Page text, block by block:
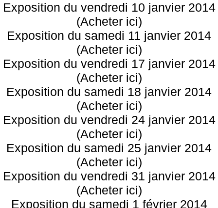
Exposition du vendredi 10 janvier 2014
(Acheter ici)
Exposition du samedi 11 janvier 2014
(Acheter ici)
Exposition du vendredi 17 janvier 2014
(Acheter ici)
Exposition du samedi 18 janvier 2014
(Acheter ici)
Exposition du vendredi 24 janvier 2014
(Acheter ici)
Exposition du samedi 25 janvier 2014
(Acheter ici)
Exposition du vendredi 31 janvier 2014
(Acheter ici)
Exposition du samedi 1 février 2014